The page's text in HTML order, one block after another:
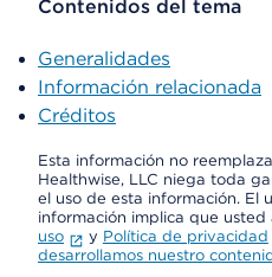
Contenidos del tema
Generalidades
Información relacionada
Créditos
Esta información no
Healthwise, LLC niega toda
el uso de esta información. El
información implica que usted
uso
y Política de privacidad
desarrollamos nuestro